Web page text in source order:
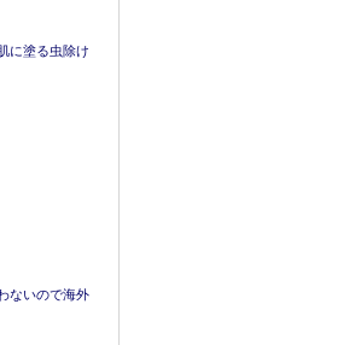
に塗る虫除け
ないので海外